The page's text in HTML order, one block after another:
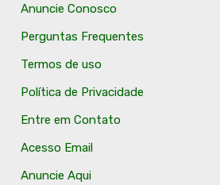
Anuncie Conosco
Perguntas Frequentes
Termos de uso
Política de Privacidade
Entre em Contato
Acesso Email
Anuncie Aqui